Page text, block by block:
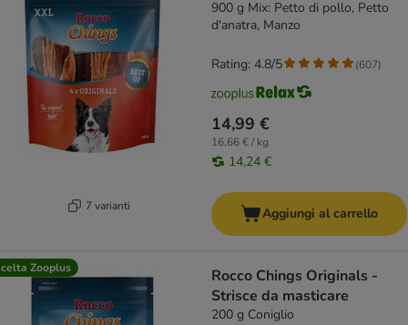
7 varianti
900 g Mix: Petto di pollo, Petto
d'anatra, Manzo
14,99 €
16,66 € / kg
14,24 €
Rating: 4.8/5 (607)
Aggiungi al carrello
Zooplus
Rocco Chings Originals -
Strisce da masticare
200 g Coniglio